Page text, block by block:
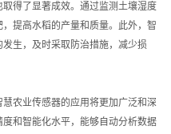
得了显著成效。通过监测土壤湿度
提高水稻的产量和质量。此外，智
生，及时采取防治措施，减少损
农业传感器的应用将更加广泛和深
和智能化水平，能够自动分析数据